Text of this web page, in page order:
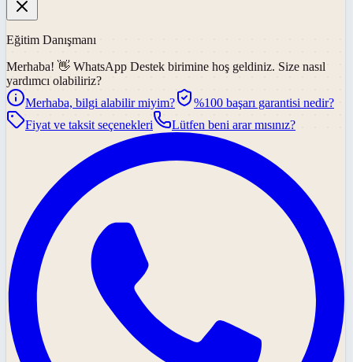
Eğitim Danışmanı
Merhaba! 👋 WhatsApp Destek birimine hoş geldiniz. Size nasıl
yardımcı olabiliriz?
Merhaba, bilgi alabilir miyim?
%100 başarı garantisi nedir?
Fiyat ve taksit seçenekleri
Lütfen beni arar mısınız?